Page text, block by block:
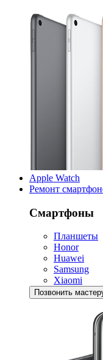
Apple Watch
Ремонт
Смартфоны
Планшеты
Honor
Huawei
Samsung
Xiaomi
Позвонить